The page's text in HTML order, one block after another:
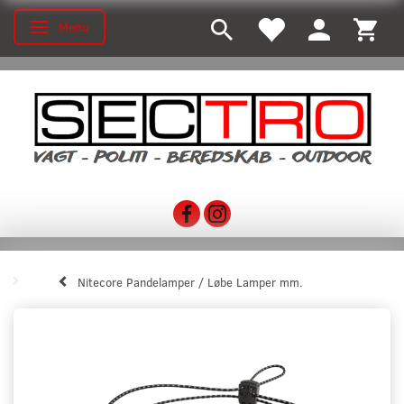
Skifte navigation
Menu
Nitecore Pandelamper / Løbe Lamper mm.